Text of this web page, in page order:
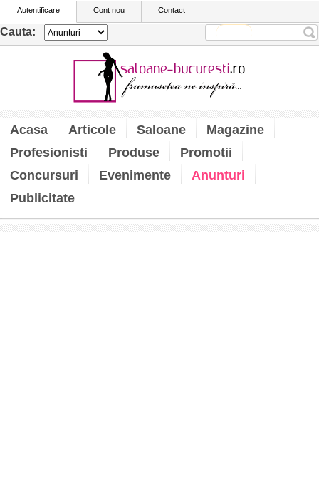
Autentificare Cont nou Contact
Cauta:
Acasa Articole Saloane
Magazine
Profesionisti
Produse
Promotii
Concursuri
Evenimente
Anunturi
Publicitate